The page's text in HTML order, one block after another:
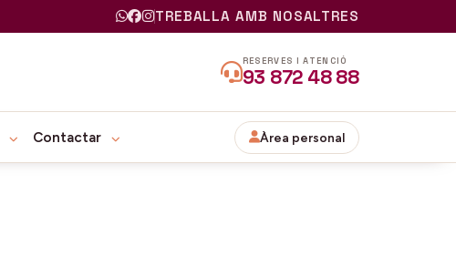
TREBALLA AMB NOSALTRES
RESERVES I ATENCIÓ
93 872 48 88
Contactar Àrea personal